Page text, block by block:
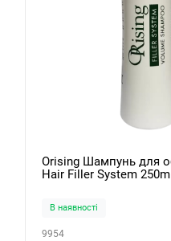
Orising Шампунь для об'єму волосся
Hair Filler System 250ml
В наявності
9954